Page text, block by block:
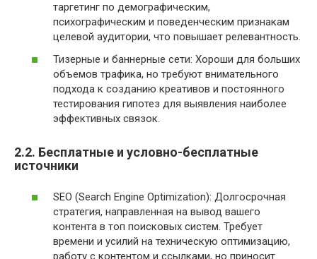
таргетинг по демографическим,
психографическим и поведенческим признакам
целевой аудитории, что повышает релевантность.
Тизерные и баннерные сети: Хороши для больших
объемов трафика, но требуют внимательного
подхода к созданию креативов и постоянного
тестирования гипотез для выявления наиболее
эффективных связок.
2.2. Бесплатные и условно-бесплатные
источники
SEO (Search Engine Optimization): Долгосрочная
стратегия, направленная на вывод вашего
контента в топ поисковых систем. Требует
времени и усилий на техническую оптимизацию,
работу с контентом и ссылками, но приносит